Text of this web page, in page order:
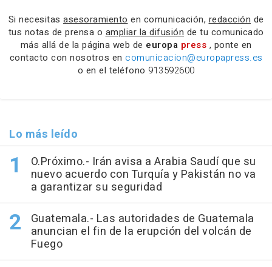
Si necesitas asesoramiento en comunicación, redacción de
tus notas de prensa o ampliar la difusión de tu comunicado
más allá de la página web de europa press , ponte en
contacto con nosotros en comunicacion@europapress.es
o en el teléfono 913592600
Lo más leído
O.Próximo.- Irán avisa a Arabia Saudí que su
nuevo acuerdo con Turquía y Pakistán no va
a garantizar su seguridad
Guatemala.- Las autoridades de Guatemala
anuncian el fin de la erupción del volcán de
Fuego